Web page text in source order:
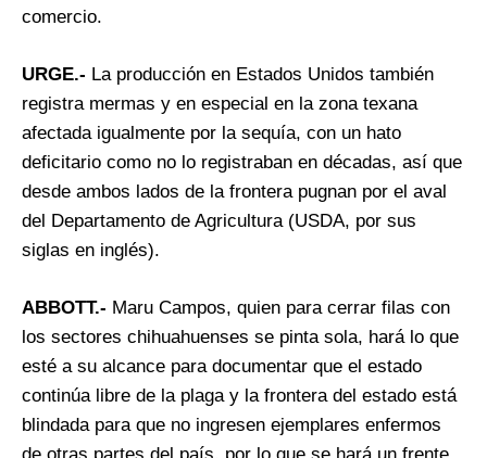
comercio.
URGE.- La producción en Estados Unidos también
registra mermas y en especial en la zona texana
afectada igualmente por la sequía, con un hato
deficitario como no lo registraban en décadas, así que
desde ambos lados de la frontera pugnan por el aval
del Departamento de Agricultura (USDA, por sus
siglas en inglés).
ABBOTT.- Maru Campos, quien para cerrar filas con
los sectores chihuahuenses se pinta sola, hará lo que
esté a su alcance para documentar que el estado
continúa libre de la plaga y la frontera del estado está
blindada para que no ingresen ejemplares enfermos